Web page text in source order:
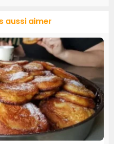
aussi aimer